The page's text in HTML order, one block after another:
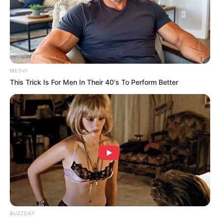
ราศีเมษ
ความรัก: คนโสด อย่าเพิ่งตัดสินใจคบใคร มีเกณฑ์ถูก
หลอกได้ ส่วนคนไม่โสด ระวังจะเสียใจเพราะความรัก คน
รักมีพฤติกรรมเปลี่ยนไป จนทำให้เราคิดมาก
MEDVI
This Trick Is For Men In Their 40's To Perform Better
BUZZDAY